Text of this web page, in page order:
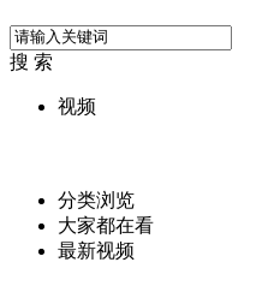
搜 索
视频
分类浏览
大家都在看
最新视频